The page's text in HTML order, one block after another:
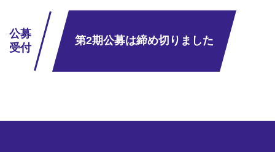
公募
受付
第2期公募は締め切りました